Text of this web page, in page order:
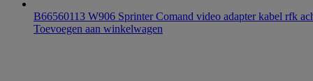
B66560113 W906 Sprinter Comand video adapter kabel rfk
Toevoegen aan winkelwagen